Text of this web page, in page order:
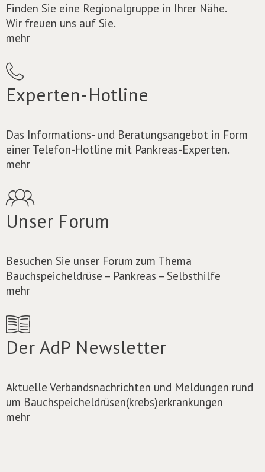
Finden Sie eine Regionalgruppe in Ihrer Nähe.
Wir freuen uns auf Sie.
mehr
Experten-Hotline
Das Informations- und Beratungsangebot in Form
einer Telefon-Hotline mit Pankreas-Experten.
mehr
Unser Forum
Besuchen Sie unser Forum zum Thema
Bauchspeicheldrüse – Pankreas – Selbsthilfe
mehr
Der AdP Newsletter
Aktuelle Verbandsnachrichten und Meldungen rund
um Bauchspeicheldrüsen(krebs)erkrankungen
mehr